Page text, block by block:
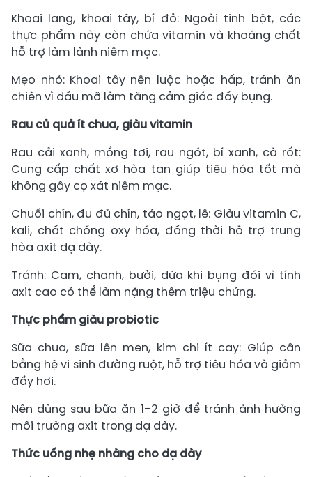
Khoai lang, khoai tây, bí đỏ: Ngoài tinh bột, các
thực phẩm này còn chứa vitamin và khoáng chất
hỗ trợ làm lành niêm mạc.
Mẹo nhỏ: Khoai tây nên luộc hoặc hấp, tránh ăn
chiên vì dầu mỡ làm tăng cảm giác đầy bụng.
Rau củ quả ít chua, giàu vitamin
Rau cải xanh, mồng tơi, rau ngót, bí xanh, cà rốt:
Cung cấp chất xơ hòa tan giúp tiêu hóa tốt mà
không gây cọ xát niêm mạc.
Chuối chín, đu đủ chín, táo ngọt, lê: Giàu vitamin C,
kali, chất chống oxy hóa, đồng thời hỗ trợ trung
hòa axit dạ dày.
Tránh: Cam, chanh, bưởi, dứa khi bụng đói vì tính
axit cao có thể làm nặng thêm triệu chứng.
Thực phẩm giàu probiotic
Sữa chua, sữa lên men, kim chi ít cay: Giúp cân
bằng hệ vi sinh đường ruột, hỗ trợ tiêu hóa và giảm
đầy hơi.
Nên dùng sau bữa ăn 1–2 giờ để tránh ảnh hưởng
môi trường axit trong dạ dày.
Thức uống nhẹ nhàng cho dạ dày